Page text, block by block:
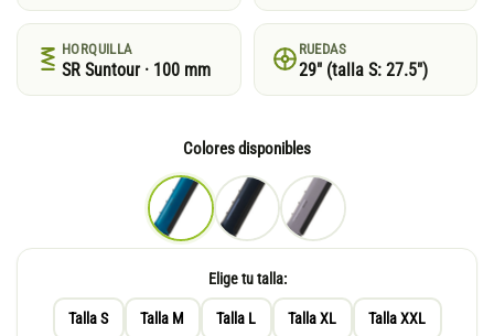
HORQUILLA
SR Suntour · 100 mm
RUEDAS
29″ (talla S: 27.5″)
Colores disponibles
Elige tu talla:
Talla S Talla M Talla L Talla XL Talla XXL